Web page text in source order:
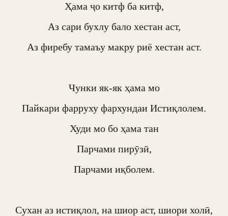
Ҳама ҷо китф ба китф,
Аз сари бухлу бало хестан аст,
Аз фиребу тамаъу макру риё хестан аст.
Чунки як-як ҳама мо
Пайкари фарруху фархундаи Истиқлолем.
Худи мо бо ҳама тан
Парчами пирӯзӣ,
Парчами иқболем.
Сухан аз истиқлол, на шиор аст, шиори холӣ,